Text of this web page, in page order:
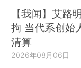
【我闻】艾路
拘 当代系创始
清算
2026年08月06日